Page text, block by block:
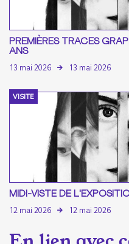
PREMIÈRES TRACES
ANS
13 mai 2026 13 mai 2026
VISITE
MIDI-VISTE DE
12 mai 2026 12 mai 2026